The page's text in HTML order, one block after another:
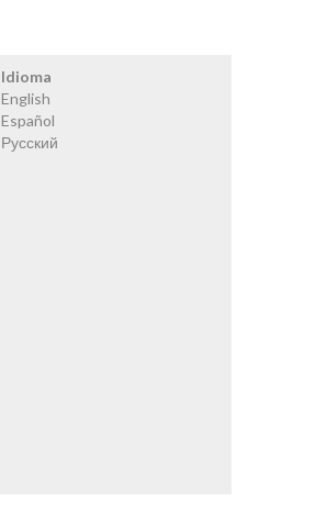
Idioma
English
Español
Русский